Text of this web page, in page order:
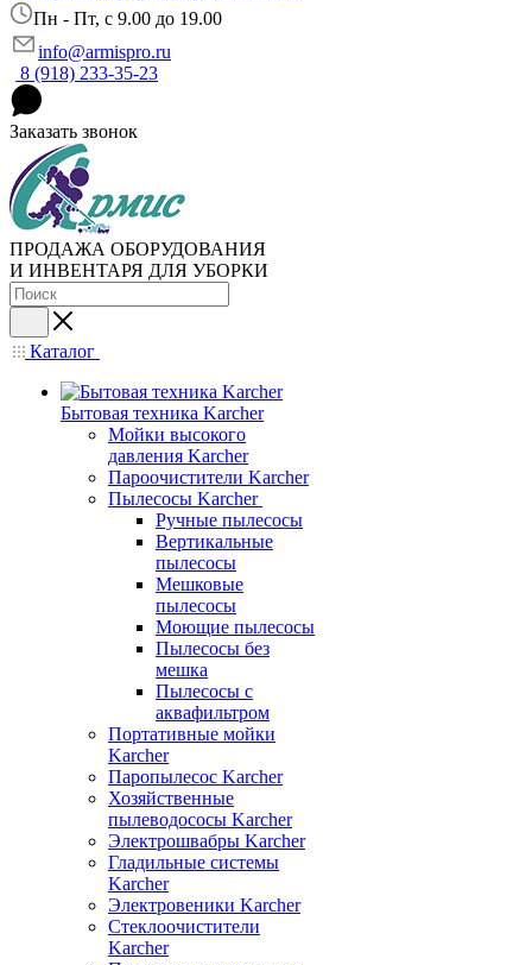
Пн - Пт, c 9.00 до 19.00
info@armispro.ru
8 (918) 233-35-23
Заказать звонок
ПРОДАЖА ОБОРУДОВАНИЯ
И ИНВЕНТАРЯ ДЛЯ УБОРКИ
Каталог
Бытовая техника Karcher
Мойки высокого
давления Karcher
Пароочистители Karcher
Пылесосы Karcher
Ручные пылесосы
Вертикальные
пылесосы
Мешковые
пылесосы
Моющие пылесосы
Пылесосы без
мешка
Пылесосы с
аквафильтром
Портативные мойки
Karcher
Паропылесос Karcher
Хозяйственные
пылеводососы Karcher
Электрошвабры Karcher
Гладильные системы
Karcher
Электровеники Karcher
Стеклоочистители
Karcher